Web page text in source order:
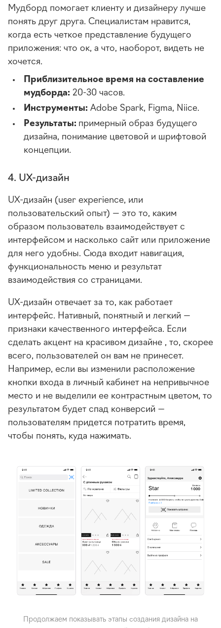
Мудборд помогает клиенту и дизайнеру лучше
понять друг друга. Специалистам нравится,
когда есть четкое представление будущего
приложения: что ок, а что, наоборот, видеть не
хочется.
Приблизительное время на составление
мудборда: 20-30 часов.
Инструменты: Adobe Spark, Figma, Niice.
Результаты: примерный образ будущего
дизайна, понимание цветовой и шрифтовой
концепции.
4. UX-дизайн
UX-дизайн (user experience, или
пользовательский опыт) — это то, каким
образом пользователь взаимодействует с
интерфейсом и насколько сайт или приложение
для него удобны. Сюда входит навигация,
функциональность меню и результат
взаимодействия со страницами.
UX-дизайн отвечает за то, как работает
интерфейс. Нативный, понятный и легкий —
признаки качественного интерфейса. Если
сделать акцент на красивом дизайне , то, скорее
всего, пользователей он вам не принесет.
Например, если вы изменили расположение
кнопки входа в личный кабинет на непривычное
место и не выделили ее контрастным цветом, то
результатом будет спад конверсий —
пользователям придется потратить время,
чтобы понять, куда нажимать.
Продолжаем показывать этапы создания дизайна на